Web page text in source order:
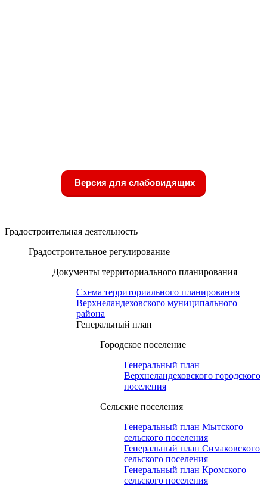
Версия для слабовидящих
Градостроительная деятельность
Градостроительное регулирование
Документы территориального планирования
Схема территориального планирования
Верхнеландеховского муниципального
района
Генеральный план
Городское поселение
Генеральный план
Верхнеландеховского городского
поселения
Сельские поселения
Генеральный план Мытского
сельского поселения
Генеральный план Симаковского
сельского поселения
Генеральный план Кромского
сельского поселения